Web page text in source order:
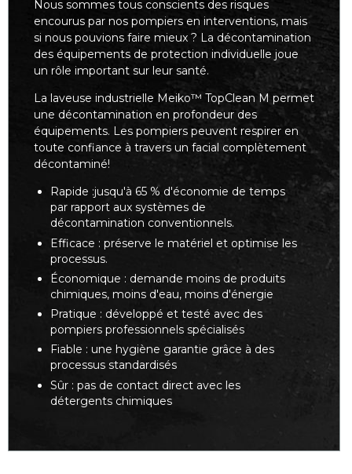
Nous sommes tous conscients des risques
encourus par nos pompiers en interventions, mais
si nous pouvions faire mieux ? La décontamination
des équipements de protection individuelle joue
un rôle important sur leur santé.
La laveuse industrielle Meiko™ TopClean M permet
une décontamination en profondeur des
équipements. Les pompiers peuvent respirer en
toute confiance à travers un facial complètement
décontaminé!
Rapide :jusqu'à 65 % d'économie de temps
par rapport aux systèmes de
décontamination conventionnels.
Efficace : préserve le matériel et optimise les
processus.
Économique : demande moins de produits
chimiques, moins d'eau, moins d'énergie
Pratique : développé et testé avec des
pompiers professionnels spécialisés
Fiable : une hygiène garantie grâce à des
processus standardisés
Sûr : pas de contact direct avec les
détergents chimiques